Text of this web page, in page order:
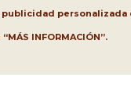
INFORMACIÓN”.